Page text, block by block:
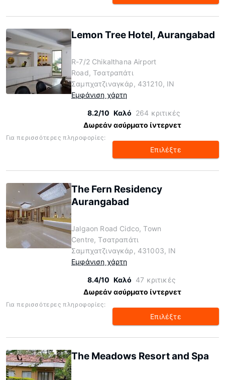
Lemon Tree Hotel, Aurangabad
R-7/2 Chikalthana Airport
Road, Τσατραπάτι
Σαμπχατζιναγκάρ, 431210, IN
Εμφάνιση χάρτη
8.2/10 Καλό 264 κριτικές
Δωρεάν ασύρματο ίντερνετ
Για περισσότερες πληροφορίες:
Επιλέξτε
The Fern Residency
Aurangabad
Jalgaon Road Cidco, Town
Centre, Τσατραπάτι
Σαμπχατζιναγκάρ, 431003, IN
Εμφάνιση χάρτη
8.4/10 Καλό 47 κριτικές
Δωρεάν ασύρματο ίντερνετ
Για περισσότερες πληροφορίες:
Επιλέξτε
The Meadows Resort and Spa